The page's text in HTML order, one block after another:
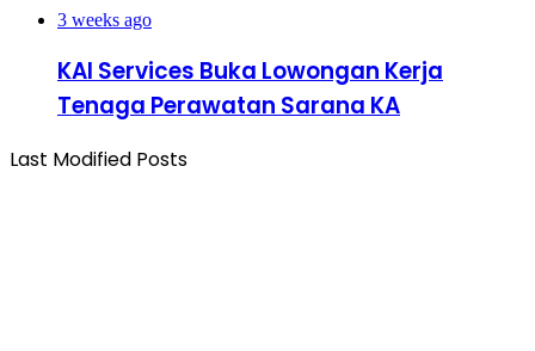
3 weeks ago
KAI Services Buka Lowongan Kerja
Tenaga Perawatan Sarana KA
Last Modified Posts